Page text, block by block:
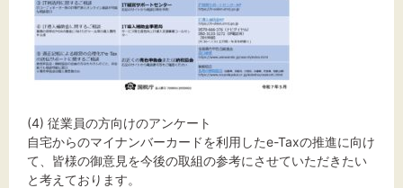
(4) 従業員の方向けのアンケート
自宅からのマイナンバーカードを利用したe-Taxの推進に向け
て、皆様の御意見を今後の取組の参考にさせていただきたい
と考えております。